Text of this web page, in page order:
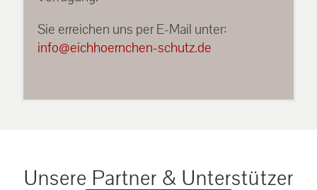
Sie erreichen uns per E-Mail unter:
info@eichhoernchen-schutz.de
Unsere Partner & Unterstützer